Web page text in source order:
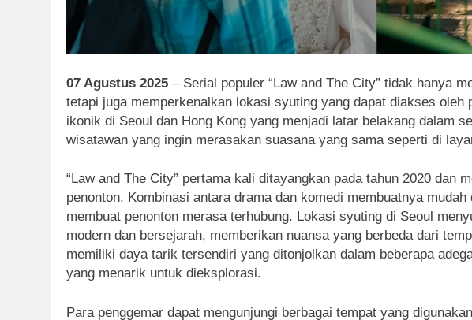
07 Agustus 2025 – Serial populer “Law and The City” tidak hanya
tetapi juga memperkenalkan lokasi syuting yang dapat diakses oleh
ikonik di Seoul dan Hong Kong yang menjadi latar belakang dalam
wisatawan yang ingin merasakan suasana yang sama seperti di
“Law and The City” pertama kali ditayangkan pada tahun 2020 dan
penonton. Kombinasi antara drama dan komedi membuatnya
membuat penonton merasa terhubung. Lokasi syuting di Seoul
modern dan bersejarah, memberikan nuansa yang berbeda dari
memiliki daya tarik tersendiri yang ditonjolkan dalam beberapa
yang menarik untuk dieksplorasi.
Para penggemar dapat mengunjungi berbagai tempat yang